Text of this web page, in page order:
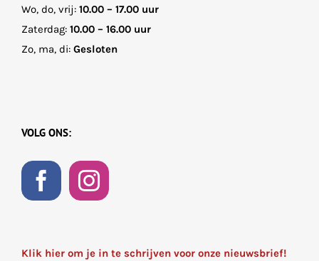
Wo, do, vrij: 10.00 – 17.00 uur
Zaterdag: 10.00 – 16.00 uur
Zo, ma, di: Gesloten
VOLG ONS:
Klik hier om je in te schrijven voor onze nieuwsbrief!